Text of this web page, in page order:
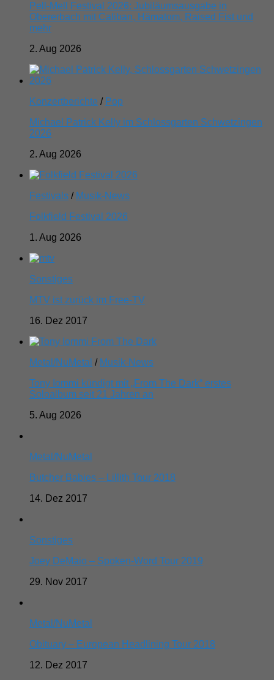
Pell-Mell Festival 2026: Jubiläumsausgabe in
Obererbach mit Caliban, Hämatom, Raised Fist und
mehr
2. Aug 2026
Konzertberichte / Pop
Michael Patrick Kelly im Schlossgarten Schwetzingen
2026
2. Aug 2026
Festivals / Musik-News
Folkfield Festival 2026
1. Aug 2026
Sonstiges
MTV ist zurück im Free-TV
16. Dez 2017
Metal/NuMetal / Musik-News
Tony Iommi kündigt mit „From The Dark“ erstes
Soloalbum seit 21 Jahren an
5. Aug 2026
Metal/NuMetal
Butcher Babies – Lillith Tour 2018
14. Dez 2017
Sonstiges
Joey DeMaio – Spoken-Word Tour 2019
29. Nov 2017
Metal/NuMetal
Obituary – European Headlining Tour 2018
12. Dez 2017